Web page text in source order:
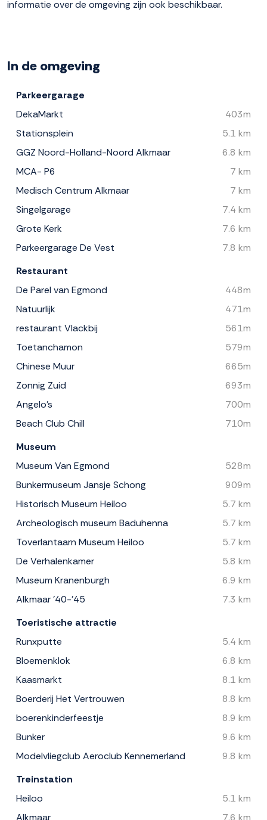
informatie over de omgeving zijn ook beschikbaar.
In de omgeving
Parkeergarage
DekaMarkt
403m
Stationsplein
5.1 km
GGZ Noord-Holland-Noord Alkmaar
6.8 km
MCA- P6
7 km
Medisch Centrum Alkmaar
7 km
Singelgarage
7.4 km
Grote Kerk
7.6 km
Parkeergarage De Vest
7.8 km
Restaurant
De Parel van Egmond
448m
Natuurlijk
471m
restaurant Vlackbij
561m
Toetanchamon
579m
Chinese Muur
665m
Zonnig Zuid
693m
Angelo's
700m
Beach Club Chill
710m
Museum
Museum Van Egmond
528m
Bunkermuseum Jansje Schong
909m
Historisch Museum Heiloo
5.7 km
Archeologisch museum Baduhenna
5.7 km
Toverlantaarn Museum Heiloo
5.7 km
De Verhalenkamer
5.8 km
Museum Kranenburgh
6.9 km
Alkmaar '40-'45
7.3 km
Toeristische attractie
Runxputte
5.4 km
Bloemenklok
6.8 km
Kaasmarkt
8.1 km
Boerderij Het Vertrouwen
8.8 km
boerenkinderfeestje
8.9 km
Bunker
9.6 km
Modelvliegclub Aeroclub Kennemerland
9.8 km
Treinstation
Heiloo
5.1 km